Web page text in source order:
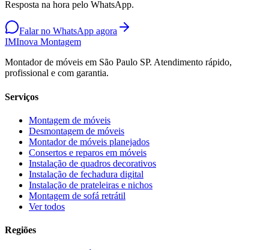
Resposta na hora pelo WhatsApp.
Falar no WhatsApp agora
IMInova Montagem
Montador de móveis em São Paulo SP. Atendimento rápido,
profissional e com garantia.
Serviços
Montagem de móveis
Desmontagem de móveis
Montador de móveis planejados
Consertos e reparos em móveis
Instalação de quadros decorativos
Instalação de fechadura digital
Instalação de prateleiras e nichos
Montagem de sofá retrátil
Ver todos
Regiões